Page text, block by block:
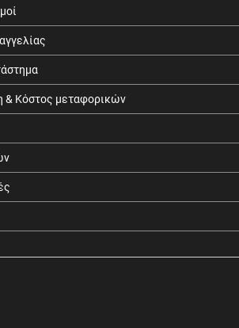
& Κόστος μεταφορικών